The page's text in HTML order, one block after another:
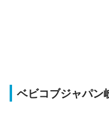
ベビコブジャパン